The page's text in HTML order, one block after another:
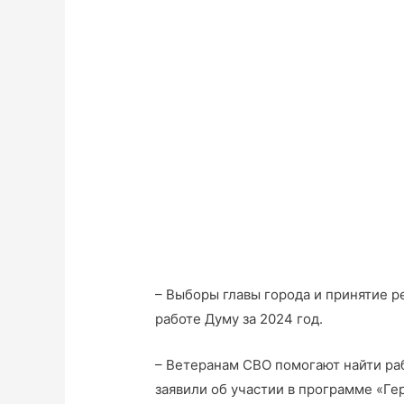
– Выборы главы города и принятие
работе Думу за 2024 год.
– Ветеранам СВО помогают найти
заявили об участии в программе